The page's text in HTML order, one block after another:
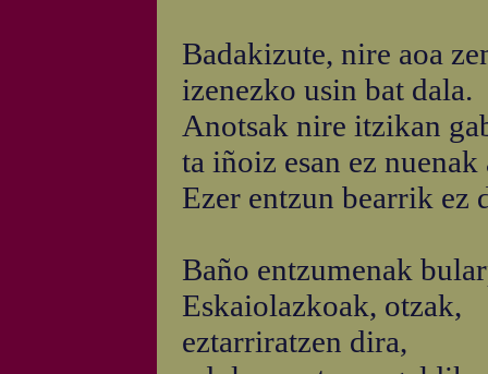
Badakizute, nire aoa
izenezko usin bat dala.
Anotsak nire itzikan
ta iñoiz esan ez
Ezer entzun bearrik ez
Baño entzumenak
Eskaiolazkoak, otzak,
eztarriratzen dira,